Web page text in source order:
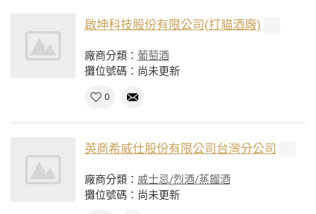
啟坤科技股份有限公司(打貓酒廠)
廠商分類： 葡萄酒
攤位號碼：尚未更新
0
英商希威仕股份有限公司台灣分公司
廠商分類： 威士忌/烈酒/蒸餾酒
攤位號碼：尚未更新